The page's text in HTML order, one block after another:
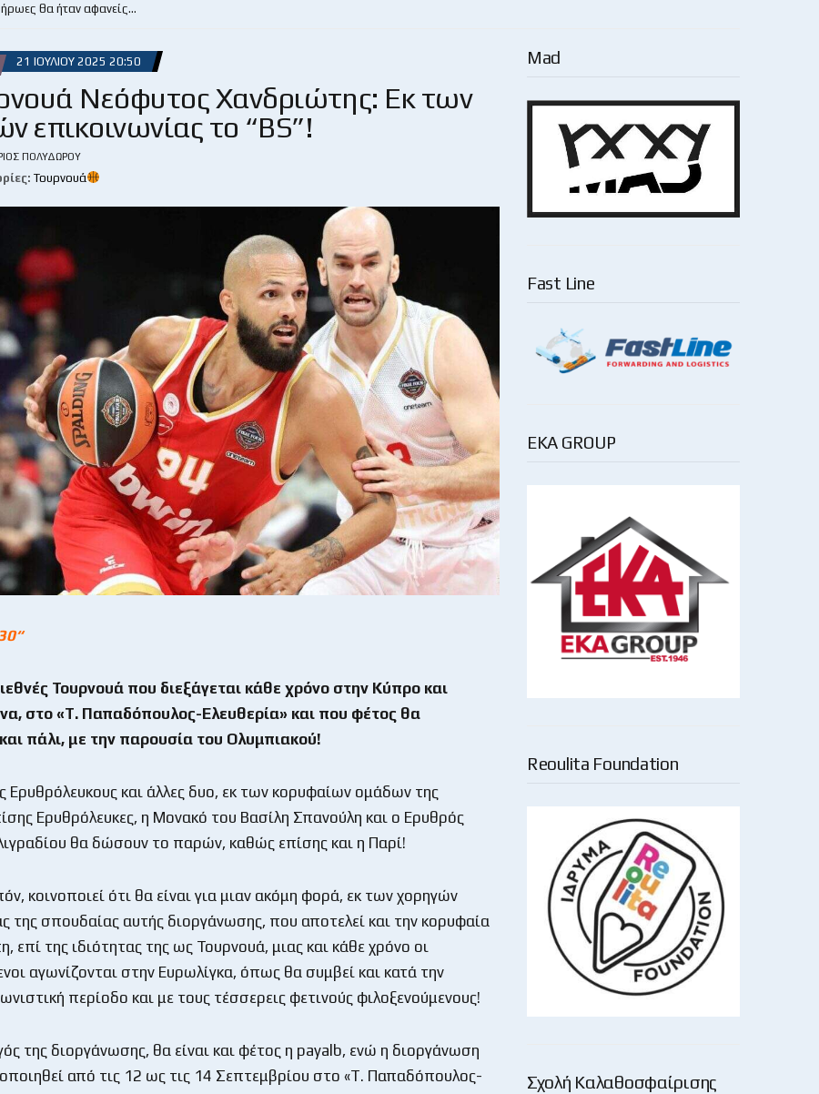
θα ήταν αφανείς…
21 ΙΟΥΛΊΟΥ 2025 20:50
Νεόφυτος Χανδριώτης: Εκ των
επικοινωνίας το “BS”!
ΠΟΛΥΔΏΡΟΥ
Τουρνουά
“
Τουρνουά που διεξάγεται κάθε χρόνο στην Κύπρο και
στο «Τ. Παπαδόπουλος-Ελευθερία» και που φέτος θα
και πάλι, με την παρουσία του Ολυμπιακού!
Ερυθρόλευκους και άλλες δυο, εκ των κορυφαίων ομάδων της
Ερυθρόλευκες, η Μονακό του Βασίλη Σπανούλη και ο Ερυθρός
θα δώσουν το παρών, καθώς επίσης και η Παρί!
κοινοποιεί ότι θα είναι για μιαν ακόμη φορά, εκ των χορηγών
της σπουδαίας αυτής διοργάνωσης, που αποτελεί και την κορυφαία
επί της ιδιότητας της ως Τουρνουά, μιας και κάθε χρόνο οι
αγωνίζονται στην Ευρωλίγκα, όπως θα συμβεί και κατά την
περίοδο και με τους τέσσερεις φετινούς φιλοξενούμενους!
της διοργάνωσης, θα είναι και φέτος η payalb, ενώ η διοργάνωση
από τις 12 ως τις 14 Σεπτεμβρίου στο «Τ. Παπαδόπουλος-
Mad
Fast Line
EKA GROUP
Reoulita Foundation
Σχολή Καλαθοσφαίρισης